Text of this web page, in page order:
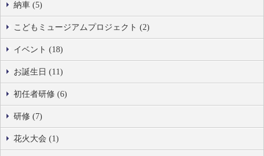
納車 (5)
こどもミュージアムプロジェクト (2)
イベント (18)
お誕生日 (11)
初任者研修 (6)
研修 (7)
花火大会 (1)